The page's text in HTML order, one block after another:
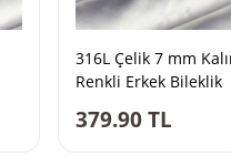
316L Çelik 7 mm
Renkli Erkek Bileklik
379.90TL